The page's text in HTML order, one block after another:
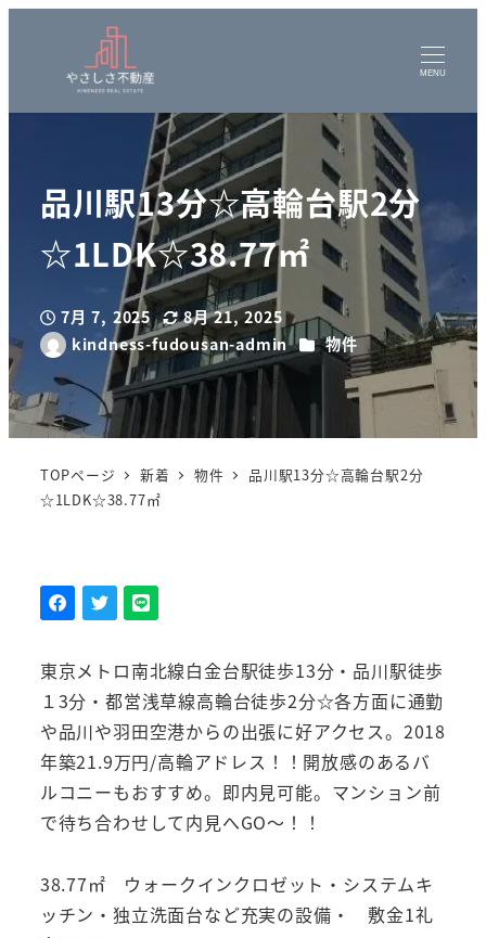
MENU
品川駅13分☆高輪台駅2分
☆1LDK☆38.77㎡
投稿日
7月 7, 2025
更新日
8月 21, 2025
著
者
kindness-fudousan-admin カテゴリー
物件
TOPページ 新着 物件
品川駅13分☆高輪台駅2分
☆1LDK☆38.77㎡
東京メトロ南北線白金台駅徒歩13分・品川駅徒歩
１3分・都営浅草線高輪台徒歩2分☆各方面に通勤
や品川や羽田空港からの出張に好アクセス。2018
年築21.9万円/高輪アドレス！！開放感のあるバ
ルコニーもおすすめ。即内見可能。マンション前
で待ち合わせして内見へGO～！！
38.77㎡ ウォークインクロゼット・システムキ
ッチン・独立洗面台など充実の設備・ 敷金1礼